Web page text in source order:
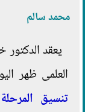
محمد سالم
يعقد الدكتور
العلمى ظهر
تنسيق المرحلة